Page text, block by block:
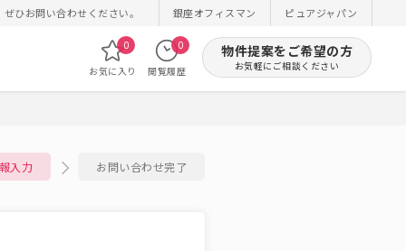
ひお問い合わせください。 銀座オフィスマン ピュアジャパン
お気に入り
0
閲覧履歴
0 物件提案をご希望の方
お気軽にご相談ください
入力 お問い合わせ完了